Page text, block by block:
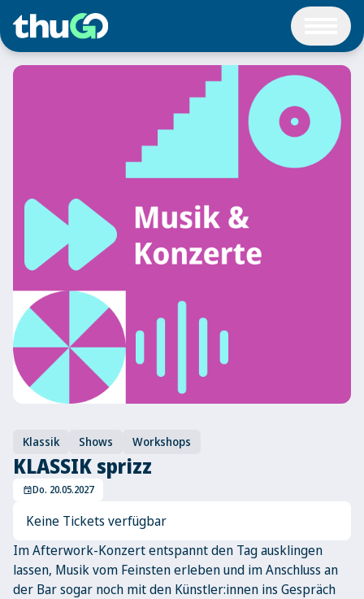
Klassik Shows Workshops
KLASSIK sprizz
eventDo. 20.05.2027
Keine Tickets verfügbar
Im Afterwork-Konzert entspannt den Tag ausklingen
lassen, Musik vom Feinsten erleben und im Anschluss an
der Bar sogar noch mit den Künstler:innen ins Gespräch